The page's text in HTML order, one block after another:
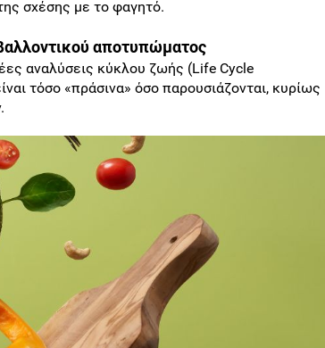
σχέσης με το φαγητό.
αποτυπώματος
αναλύσεις κύκλου ζωής (Life Cycle
τόσο «πράσινα» όσο παρουσιάζονται, κυρίως